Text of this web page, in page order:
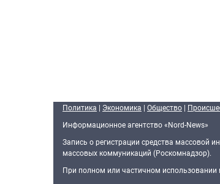
Политика | Экономика | Общество |
Информационное агентство «Nord-News»
Запись о регистрации средства массовой
массовых коммуникаций (Роскомнадзор).
При полном или частичном использовании